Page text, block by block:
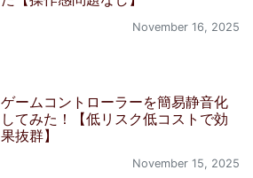
November 16, 2025
ゲームコントローラーを簡易静音化
してみた！【低リスク低コストで効
果抜群】
November 15, 2025